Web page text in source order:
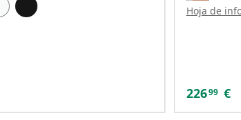
Hoja de
22699 €